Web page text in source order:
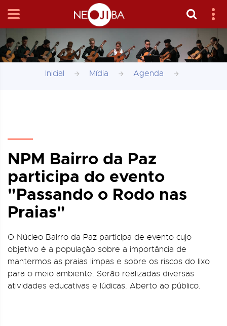
Inicial Mídia Agenda
NPM Bairro da Paz
participa do evento
"Passando o Rodo nas
Praias"
O Núcleo Bairro da Paz participa de evento cujo
objetivo é a população sobre a importância de
mantermos as praias limpas e sobre os riscos do lixo
para o meio ambiente. Serão realizadas diversas
atividades educativas e lúdicas. Aberto ao público.